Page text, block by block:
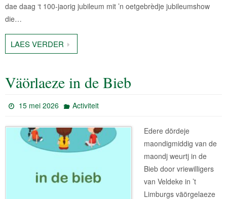
dae daag ‘t 100-jaorig jubileum mit ’n oetgebrèdje jubileumshow
die…
LAES VERDER
Väörlaeze in de Bieb
15 mei 2026 Activiteit
Edere dördeje
maondigmiddig van de
maondj weurtj in de
Bieb door vriewilligers
van Veldeke in ’t
Limburgs väörgelaeze